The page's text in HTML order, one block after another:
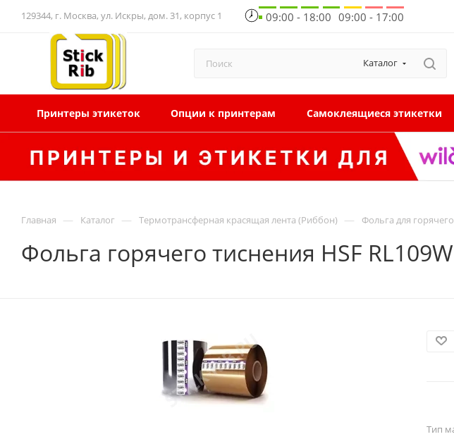
129344, г. Москва, ул. Искры, дом. 31, корпус 1 09:00 - 18:00 09:00 - 17:00
Каталог
Принтеры этикеток Опции к принтерам Самоклеящиеся этикетки
Главная — Каталог — Термотрансферная красящая лента (Риббон) — Фольга для
Фольга горячего тиснения HSF
Тип